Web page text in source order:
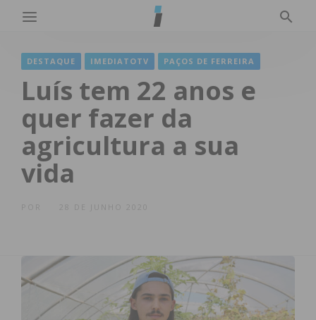
DESTAQUE IMEDIATOTV PAÇOS DE FERREIRA
Luís tem 22 anos e
quer fazer da
agricultura a sua
vida